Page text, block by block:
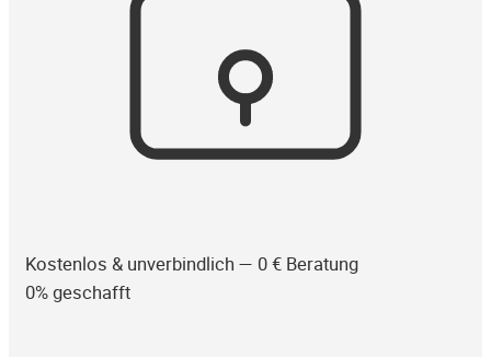
Kostenlos & unverbindlich — 0 € Beratung
0% geschafft